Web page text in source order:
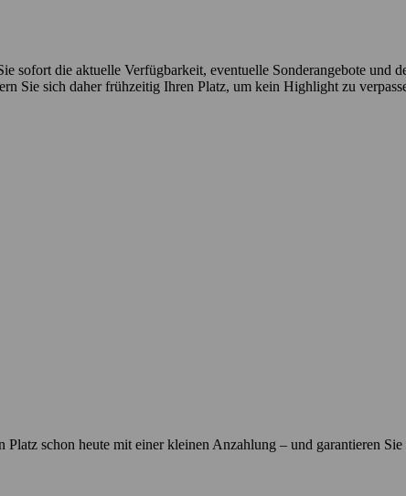
die aktuelle Verfügbarkeit, eventuelle Sonderangebote und
Sie sich daher frühzeitig Ihren Platz, um kein Highlight zu
schon heute mit einer kleinen Anzahlung – und garantieren